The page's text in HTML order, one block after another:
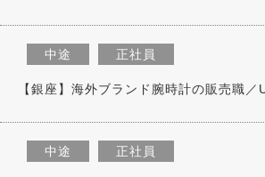
中途 正社員
【銀座】海外ブランド腕時計の販売職
中途 正社員